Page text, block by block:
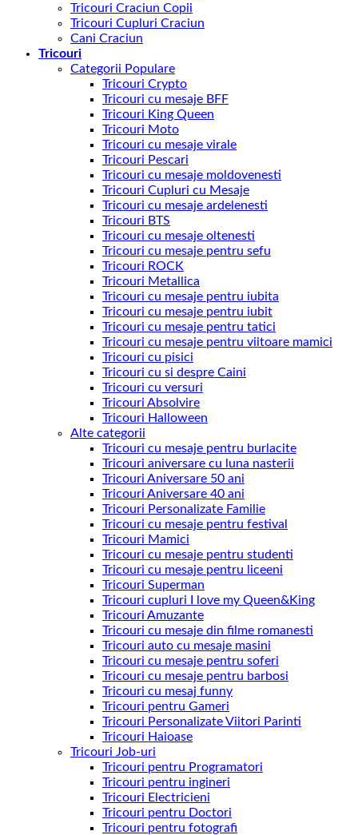
Tricouri Craciun Copii
Tricouri Cupluri Craciun
Cani Craciun
Tricouri
Categorii Populare
Tricouri Crypto
Tricouri cu mesaje BFF
Tricouri King Queen
Tricouri Moto
Tricouri cu mesaje virale
Tricouri Pescari
Tricouri cu mesaje moldovenesti
Tricouri Cupluri cu Mesaje
Tricouri cu mesaje ardelenesti
Tricouri BTS
Tricouri cu mesaje oltenesti
Tricouri cu mesaje pentru sefu
Tricouri ROCK
Tricouri Metallica
Tricouri cu mesaje pentru iubita
Tricouri cu mesaje pentru iubit
Tricouri cu mesaje pentru tatici
Tricouri cu mesaje pentru viitoare mamici
Tricouri cu pisici
Tricouri cu si despre Caini
Tricouri cu versuri
Tricouri Absolvire
Tricouri Halloween
Alte categorii
Tricouri cu mesaje pentru burlacite
Tricouri aniversare cu luna nasterii
Tricouri Aniversare 50 ani
Tricouri Aniversare 40 ani
Tricouri Personalizate Familie
Tricouri cu mesaje pentru festival
Tricouri Mamici
Tricouri cu mesaje pentru studenti
Tricouri cu mesaje pentru liceeni
Tricouri Superman
Tricouri cupluri I love my Queen&King
Tricouri Amuzante
Tricouri cu mesaje din filme romanesti
Tricouri auto cu mesaje masini
Tricouri cu mesaje pentru soferi
Tricouri cu mesaje pentru barbosi
Tricouri cu mesaj funny
Tricouri pentru Gameri
Tricouri Personalizate Viitori Parinti
Tricouri Haioase
Tricouri Job-uri
Tricouri pentru Programatori
Tricouri pentru ingineri
Tricouri Electricieni
Tricouri pentru Doctori
Tricouri pentru fotografi